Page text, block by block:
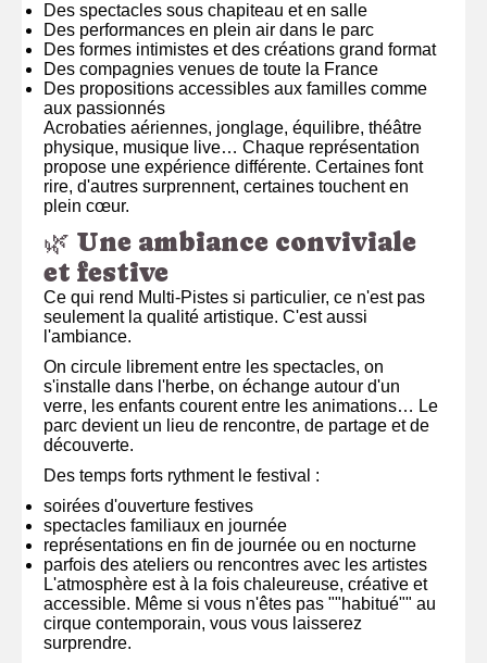
Des spectacles sous chapiteau et en salle
Des performances en plein air dans le parc
Des formes intimistes et des créations grand format
Des compagnies venues de toute la France
Des propositions accessibles aux familles comme
aux passionnés
Acrobaties aériennes, jonglage, équilibre, théâtre
physique, musique live… Chaque représentation
propose une expérience différente. Certaines font
rire, d'autres surprennent, certaines touchent en
plein cœur.
🌿 Une ambiance conviviale
et festive
Ce qui rend Multi-Pistes si particulier, ce n'est pas
seulement la qualité artistique. C'est aussi
l'ambiance.
On circule librement entre les spectacles, on
s'installe dans l'herbe, on échange autour d'un
verre, les enfants courent entre les animations… Le
parc devient un lieu de rencontre, de partage et de
découverte.
Des temps forts rythment le festival :
soirées d'ouverture festives
spectacles familiaux en journée
représentations en fin de journée ou en nocturne
parfois des ateliers ou rencontres avec les artistes
L'atmosphère est à la fois chaleureuse, créative et
accessible. Même si vous n'êtes pas ""habitué"" au
cirque contemporain, vous vous laisserez
surprendre.